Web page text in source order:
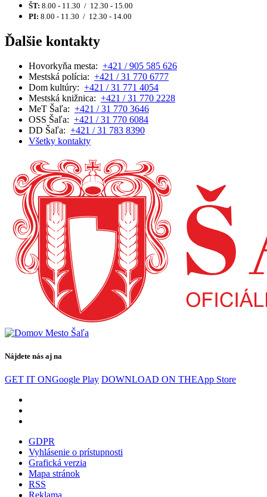
ŠT: 8.00 - 11.30 / 12.30 - 15.00
PI: 8.00 - 11.30 / 12.30 - 14.00
Ďalšie kontakty
Hovorkyňa mesta: +421 / 905 585 626
Mestská polícia: +421 / 31 770 6777
Dom kultúry: +421 / 31 771 4054
Mestská knižnica: +421 / 31 770 2228
MeT Šaľa: +421 / 31 770 3646
OSS Šaľa: +421 / 31 770 6084
DD Šaľa: +421 / 31 783 8390
Všetky kontakty
Nájdete nás aj na
GET IT ONGoogle Play DOWNLOAD ON THEApp Store
GDPR
Vyhlásenie o prístupnosti
Grafická verzia
Mapa stránok
RSS